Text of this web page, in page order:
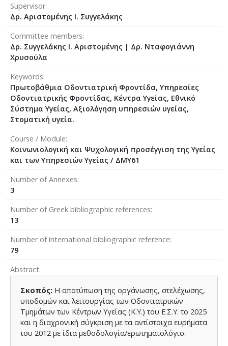
Supervisor
Δρ. Αριστομένης Ι. Συγγελάκης
Committee members
Δρ. Συγγελάκης Ι. Αριστομένης | Δρ. Νταφογιάννη
Χρυσούλα
Keywords
Πρωτοβάθμια Οδοντιατρική Φροντίδα, Υπηρεσίες
Οδοντιατρικής Φροντίδας, Κέντρα Υγείας, Εθνικό
Σύστημα Υγείας, Αξιολόγηση υπηρεσιών υγείας,
Στοματική υγεία.
Course / Module
Κοινωνιολογική και Ψυχολογική προσέγγιση της Υγείας
και των Υπηρεσιών Υγείας / ΔΜΥ61
Number of Annexes
3
Number of Greek bibliographic references
13
Number of international bibliographic reference
79
Abstract
Σκοπός: Η αποτύπωση της οργάνωσης, στελέχωσης,
υποδομών και λειτουργίας των Οδοντιατρικών
Τμημάτων των Κέντρων Υγείας (Κ.Υ.) του Ε.Σ.Υ. το 2025
και η διαχρονική σύγκριση με τα αντίστοιχα ευρήματα
του 2012 με ίδια μεθοδολογία/ερωτηματολόγιο.